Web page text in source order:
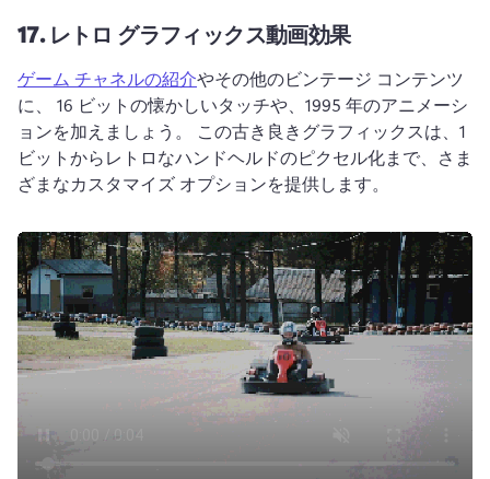
17. レトロ グラフィックス動画効果
ゲーム チャネルの紹介やその他のビンテージ コンテンツ
に、 16 ビットの懐かしいタッチや、1995 年のアニメーシ
ョンを加えましょう。 この古き良きグラフィックスは、1
ビットからレトロなハンドヘルドのピクセル化まで、さま
ざまなカスタマイズ オプションを提供します。